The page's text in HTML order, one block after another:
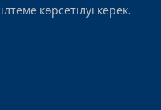
көрсетілуі керек.